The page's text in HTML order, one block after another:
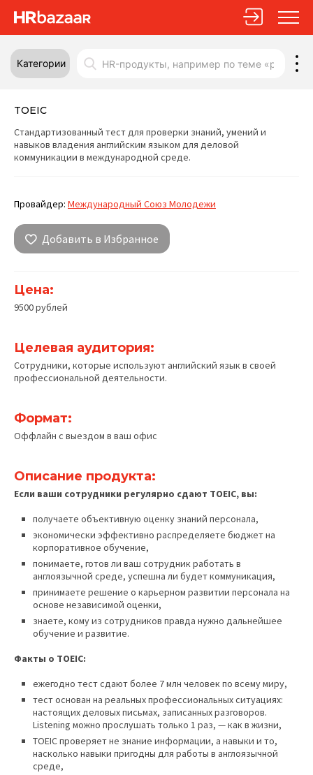
Категории
TOEIC
Стандартизованный тест для проверки знаний, умений и
навыков владения английским языком для деловой
коммуникации в международной среде.
Провайдер: Международный Союз Молодежи
Добавить в Избранное
Цена:
9500 рублей
Целевая аудитория:
Сотрудники, которые используют английский язык в своей
профессиональной деятельности.
Формат:
Оффлайн с выездом в ваш офис
Описание продукта:
Если ваши сотрудники регулярно сдают TOEIC, вы:
получаете объективную оценку знаний персонала,
экономически эффективно распределяете бюджет на
корпоративное обучение,
понимаете, готов ли ваш сотрудник работать в
англоязычной среде, успешна ли будет коммуникация,
принимаете решение о карьерном развитии персонала на
основе независимой оценки,
знаете, кому из сотрудников правда нужно дальнейшее
обучение и развитие.
Факты о TOEIC:
ежегодно тест сдают более 7 млн человек по всему миру,
тест основан на реальных профессиональных ситуациях:
настоящих деловых письмах, записанных разговоров.
Listening можно прослушать только 1 раз, — как в жизни,
TOEIC проверяет не знание информации, а навыки и то,
насколько навыки пригодны для работы в англоязычной
среде,